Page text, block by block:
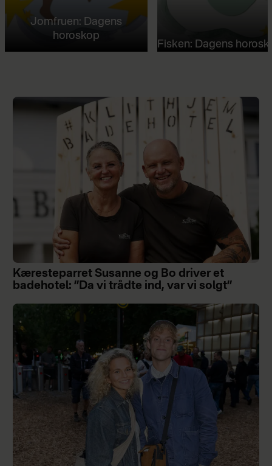
Jomfruen: Dagens
horoskop
Fisken: Dagens
Kæresteparret Susanne og Bo driver et
badehotel: ”Da vi trådte ind, var vi solgt”